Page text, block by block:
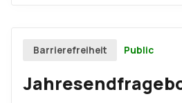
Barrierefreiheit Public